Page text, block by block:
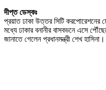
দীপ্ত ডেস্কঃ
প্রয়াত ঢাকা উত্তর সিটি
মধ্যে ঢাকার বনানীর বাসবভনে এসে
জানাতে গেলেন প্রধানমন্ত্রী শেখ